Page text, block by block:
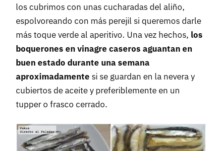
los cubrimos con unas cucharadas del aliño,
espolvoreando con más perejil si queremos darle
más toque verde al aperitivo. Una vez hechos, los
boquerones en vinagre caseros aguantan en
buen estado durante una semana
aproximadamente si se guardan en la nevera y
cubiertos de aceite y preferiblemente en un
tupper o frasco cerrado.